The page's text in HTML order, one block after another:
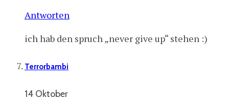
Antworten
ich hab den spruch „never give up“ stehen :)
Terrorbambi
14 Oktober